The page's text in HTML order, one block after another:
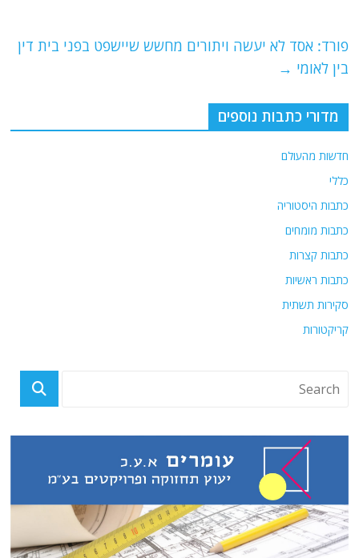
k
פורד: אסד לא יעשה ויתורים מחשש שיישפט בפני בית דין
בין לאומי →
מדורי כתבות נוספים
חדשות מהעולם
כללי
כתבות היסטוריה
כתבות מומחים
כתבות קצרות
כתבות ראשיות
סקירות תשתית
קריקטורות